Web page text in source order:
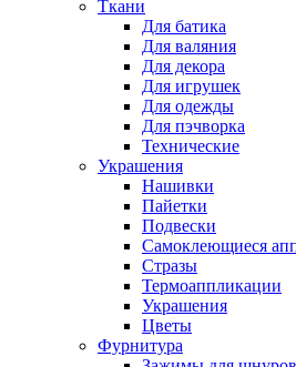
Ткани
Для батика
Для валяния
Для декора
Для игрушек
Для одежды
Для пэчворка
Технические
Украшения
Нашивки
Пайетки
Подвески
Самоклеющиеся
Стразы
Термоаппликации
Украшения
Цветы
Фурнитура